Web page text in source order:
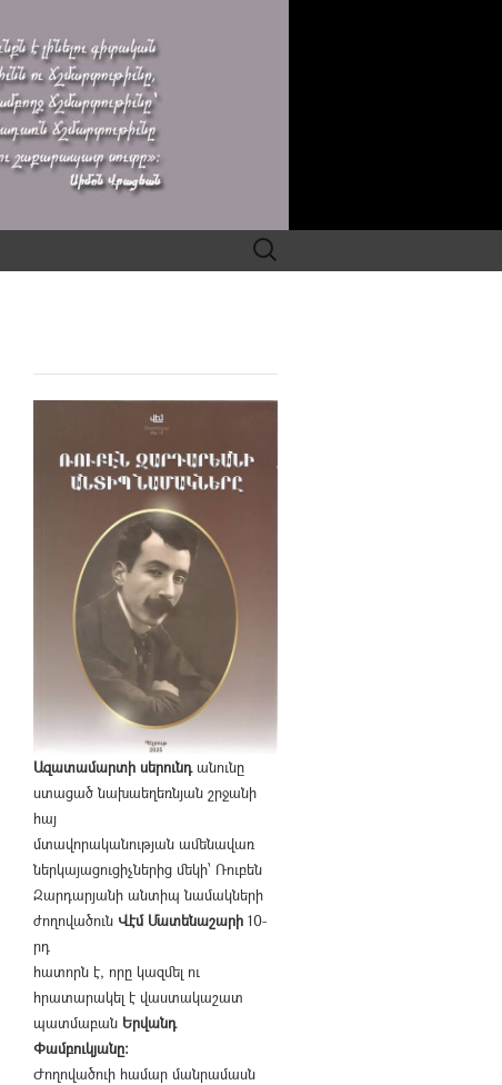
Search
for:
Ազատամարտի սերունդանունը
ստացած նախաեղեռնյան շրջանի
հայ
մտավորականության ամենավառ
ներկայացուցիչներից մեկի՝ Ռուբեն
Զարդարյանի անտիպ նամակների
ժողովածուն Վէմ Մատենաշարի 10-
րդ
հատորն է, որը կազմել ու
հրատարակել է վաստակաշատ
պատմաբան Երվանդ
Փամբուկյանը։
Ժողովածուի համար մանրամասն